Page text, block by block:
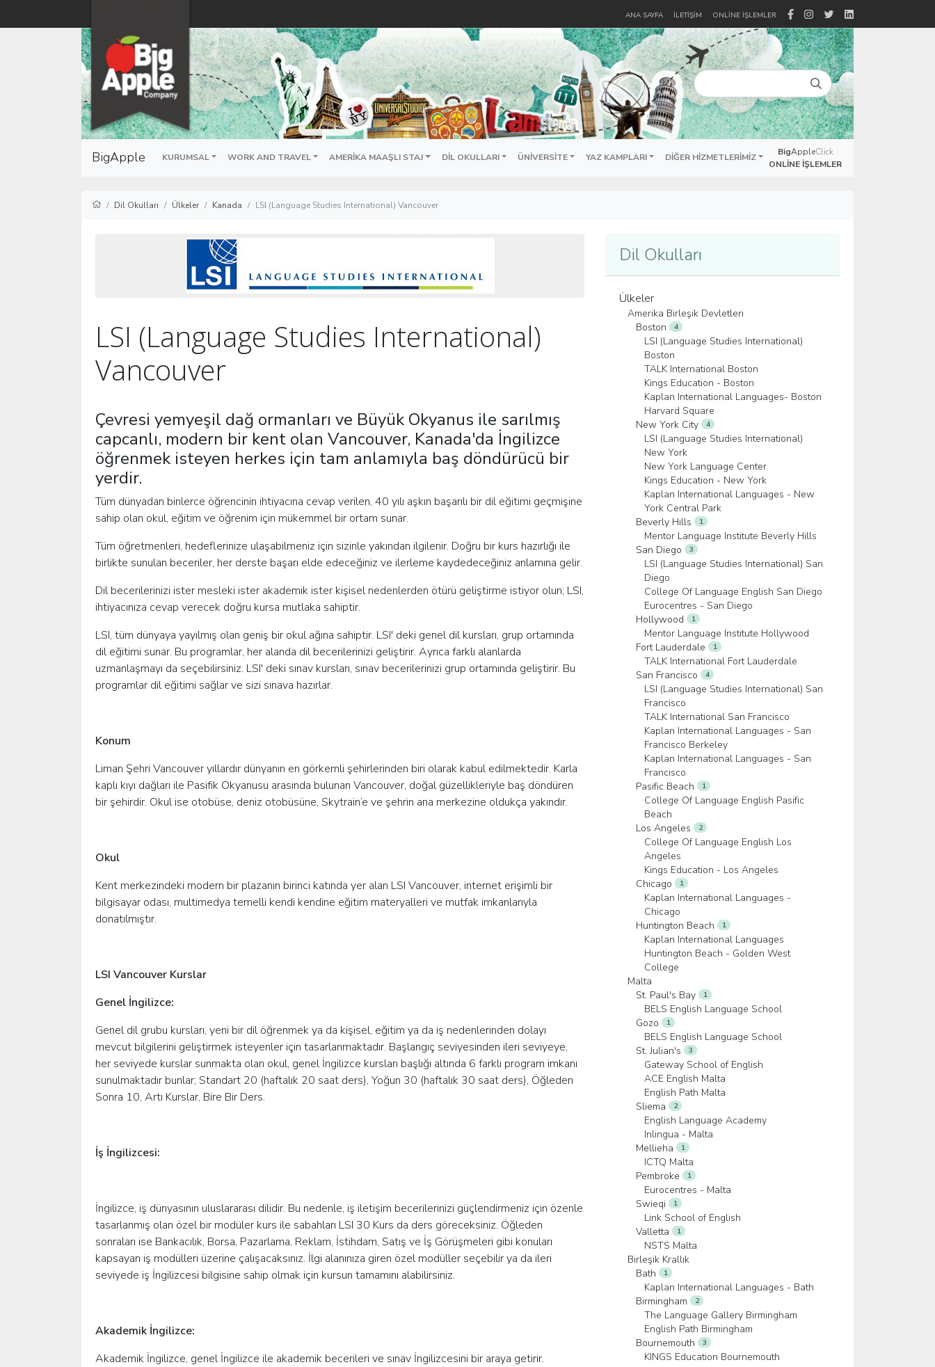
ANA SAYFA İLETIŞIM ONLINE İŞLEMLER
BigApple KURUMSAL WORK AND TRAVEL AMERIKA MAAŞLI STAJ DIL OKULLARI ÜNIVERSITE YAZ KAMPLARI DIĞER HIZMETLERIMIZ BigAppleClick
ONLINE İŞLEMLER
Dil Okulları Ülkeler Kanada LSI (Language Studies International) Vancouver
LSI (Language Studies International)
Vancouver
Çevresi yemyeşil dağ ormanları ve Büyük Okyanus ile sarılmış
capcanlı, modern bir kent olan Vancouver, Kanada'da İngilizce
öğrenmek isteyen herkes için tam anlamıyla baş döndürücü bir
yerdir.
Tüm dünyadan binlerce öğrencinin ihtiyacına cevap verilen, 40 yılı aşkın başarılı bir dil eğitimi geçmişine
sahip olan okul, eğitim ve öğrenim için mükemmel bir ortam sunar.
Tüm öğretmenleri, hedeflerinize ulaşabilmeniz için sizinle yakından ilgilenir. Doğru bir kurs hazırlığı ile
birlikte sunulan beceriler, her derste başarı elde edeceğiniz ve ilerleme kaydedeceğiniz anlamına gelir.
Dil becerilerinizi ister mesleki ister akademik ister kişisel nedenlerden ötürü geliştirme istiyor olun; LSI,
ihtiyacınıza cevap verecek doğru kursa mutlaka sahiptir.
LSI, tüm dünyaya yayılmış olan geniş bir okul ağına sahiptir. LSI' deki genel dil kursları, grup ortamında
dil eğitimi sunar. Bu programlar, her alanda dil becerilerinizi geliştirir. Ayrıca farklı alanlarda
uzmanlaşmayı da seçebilirsiniz. LSI' deki sınav kursları, sınav becerilerinizi grup ortamında geliştirir. Bu
programlar dil eğitimi sağlar ve sizi sınava hazırlar.
Konum
Liman Şehri Vancouver yıllardır dünyanın en görkemli şehirlerinden biri olarak kabul edilmektedir. Karla
kaplı kıyı dağları ile Pasifik Okyanusu arasında bulunan Vancouver, doğal güzellikleriyle baş döndüren
bir şehirdir. Okul ise otobüse, deniz otobüsüne, Skytrain’e ve şehrin ana merkezine oldukça yakındır.
Okul
Kent merkezindeki modern bir plazanın birinci katında yer alan LSI Vancouver, internet erişimli bir
bilgisayar odası, multimedya temelli kendi kendine eğitim materyalleri ve mutfak imkanlarıyla
donatılmıştır.
LSI Vancouver Kurslar
Genel İngilizce:
Genel dil grubu kursları, yeni bir dil öğrenmek ya da kişisel, eğitim ya da iş nedenlerinden dolayı
mevcut bilgilerini geliştirmek isteyenler için tasarlanmaktadır. Başlangıç seviyesinden ileri seviyeye,
her seviyede kurslar sunmakta olan okul, genel İngilizce kursları başlığı altında 6 farklı program imkanı
sunulmaktadır bunlar; Standart 20 (haftalık 20 saat ders), Yoğun 30 (haftalık 30 saat ders), Öğleden
Sonra 10, Artı Kurslar, Bire Bir Ders.
İş İngilizcesi:
İngilizce, iş dünyasının uluslararası dilidir. Bu nedenle, iş iletişim becerilerinizi güçlendirmeniz için özenle
tasarlanmış olan özel bir modüler kurs ile sabahları LSI 30 Kurs da ders göreceksiniz. Öğleden
sonraları ise Bankacılık, Borsa, Pazarlama, Reklam, İstihdam, Satış ve İş Görüşmeleri gibi konuları
kapsayan iş modülleri üzerine çalışacaksınız. İlgi alanınıza giren özel modüller seçebilir ya da ileri
seviyede iş İngilizcesi bilgisine sahip olmak için kursun tamamını alabilirsiniz.
Akademik İngilizce:
Akademik İngilizce, genel İngilizce ile akademik becerileri ve sınav İngilizcesini bir araya getirir.
Dil Okulları
Ülkeler
Amerika Birleşik Devletleri
Boston 4
LSI (Language Studies International)
Boston
TALK International Boston
Kings Education - Boston
Kaplan International Languages- Boston
Harvard Square
New York City 4
LSI (Language Studies International)
New York
New York Language Center
Kings Education - New York
Kaplan International Languages - New
York Central Park
Beverly Hills 1
Mentor Language Institute Beverly Hills
San Diego 3
LSI (Language Studies International) San
Diego
College Of Language English San Diego
Eurocentres - San Diego
Hollywood 1
Mentor Language Institute Hollywood
Fort Lauderdale 1
TALK International Fort Lauderdale
San Francisco 4
LSI (Language Studies International) San
Francisco
TALK International San Francisco
Kaplan International Languages - San
Francisco Berkeley
Kaplan International Languages - San
Francisco
Pasific Beach 1
College Of Language English Pasific
Beach
Los Angeles 2
College Of Language English Los
Angeles
Kings Education - Los Angeles
Chicago 1
Kaplan International Languages -
Chicago
Huntington Beach 1
Kaplan International Languages
Huntington Beach - Golden West
College
Malta
St. Paul's Bay 1
BELS English Language School
Gozo 1
BELS English Language School
St. Julian's 3
Gateway School of English
ACE English Malta
English Path Malta
Sliema 2
English Language Academy
Inlingua - Malta
Mellieha 1
ICTQ Malta
Pembroke 1
Eurocentres - Malta
Swieqi 1
Link School of English
Valletta 1
NSTS Malta
Birleşik Krallık
Bath 1
Kaplan International Languages - Bath
Birmingham 2
The Language Gallery Birmingham
English Path Birmingham
Bournemouth 3
KINGS Education Bournemouth